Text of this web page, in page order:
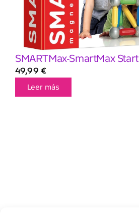
SMARTMax-SmartMax Start
49,99 €
Leer más